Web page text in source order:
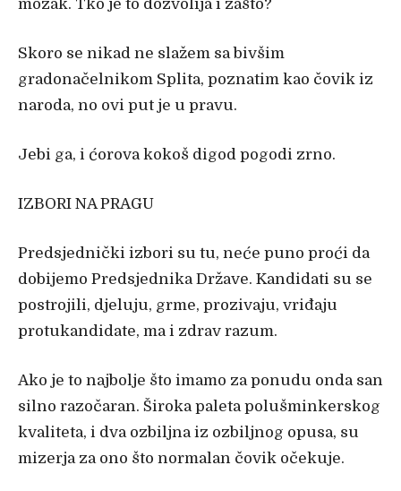
mozak. Tko je to dozvolija i zašto?
Skoro se nikad ne slažem sa bivšim
gradonačelnikom Splita, poznatim kao čovik iz
naroda, no ovi put je u pravu.
Jebi ga, i ćorova kokoš digod pogodi zrno.
IZBORI NA PRAGU
Predsjednički izbori su tu, neće puno proći da
dobijemo Predsjednika Države. Kandidati su se
postrojili, djeluju, grme, prozivaju, vriđaju
protukandidate, ma i zdrav razum.
Ako je to najbolje što imamo za ponudu onda san
silno razočaran. Široka paleta polušminkerskog
kvaliteta, i dva ozbiljna iz ozbiljnog opusa, su
mizerja za ono što normalan čovik očekuje.